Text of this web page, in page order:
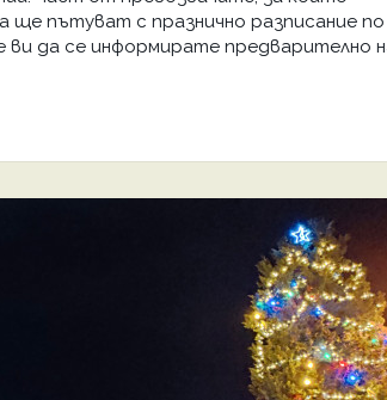
ще пътуват с празнично разписание по
ви да се информирате предварително